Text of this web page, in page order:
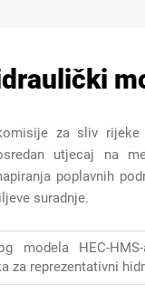
za sliv rijeke
utjecaj na
poplavnih
suradnje.
modela HEC-
za reprezentativni